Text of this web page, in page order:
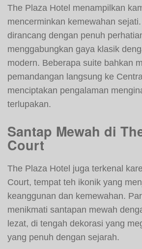
The Plaza Hotel menampilkan
mencerminkan kemewahan
dirancang dengan penuh
menggabungkan gaya klasik
modern. Beberapa suite bahkan
pemandangan langsung ke
menciptakan pengalaman
terlupakan.
Santap Mewah di
Court
The Plaza Hotel juga terkenal
Court, tempat teh ikonik yang
keanggunan dan kemewahan.
menikmati santapan mewah
lezat, di tengah dekorasi yang
yang penuh dengan sejarah.